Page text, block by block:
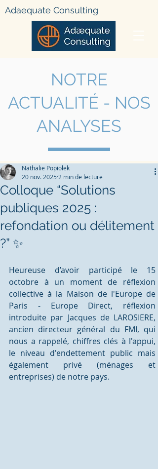
Adaequate Consulting
NOTRE
ACTUALITÉ - NOS
ANALYSES
Colloque “Solutions
publiques 2025 :
refondation ou délitement
?” ✨
Nathalie Popiolek
20 nov. 2025 2 min de lecture
Heureuse d’avoir participé le 15
octobre à un moment de réflexion
collective à la Maison de l'Europe de
Paris - Europe Direct, réflexion
introduite par Jacques de LAROSIERE,
ancien directeur général du FMI, qui
nous a rappelé, chiffres clés à l'appui,
le niveau d'endettement public mais
également privé (ménages et
entreprises) de notre pays.